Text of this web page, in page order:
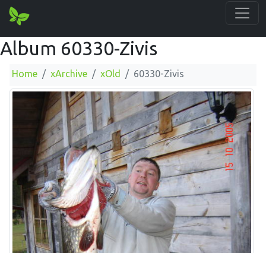
Album 60330-Zivis
Home xArchive xOld 60330-Zivis